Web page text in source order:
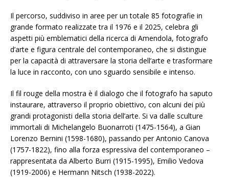
Il percorso, suddiviso in aree per un totale 85 fotografie in
grande formato realizzate tra il 1976 e il 2025, celebra gli
aspetti più emblematici della ricerca di Amendola, fotografo
d’arte e figura centrale del contemporaneo, che si distingue
per la capacità di attraversare la storia dell’arte e trasformare
la luce in racconto, con uno sguardo sensibile e intenso.
Il fil rouge della mostra è il dialogo che il fotografo ha saputo
instaurare, attraverso il proprio obiettivo, con alcuni dei più
grandi protagonisti della storia dell’arte. Si va dalle sculture
immortali di Michelangelo Buonarroti (1475-1564), a Gian
Lorenzo Bernini (1598-1680), passando per Antonio Canova
(1757-1822), fino alla forza espressiva del contemporaneo –
rappresentata da Alberto Burri (1915-1995), Emilio Vedova
(1919-2006) e Hermann Nitsch (1938-2022).